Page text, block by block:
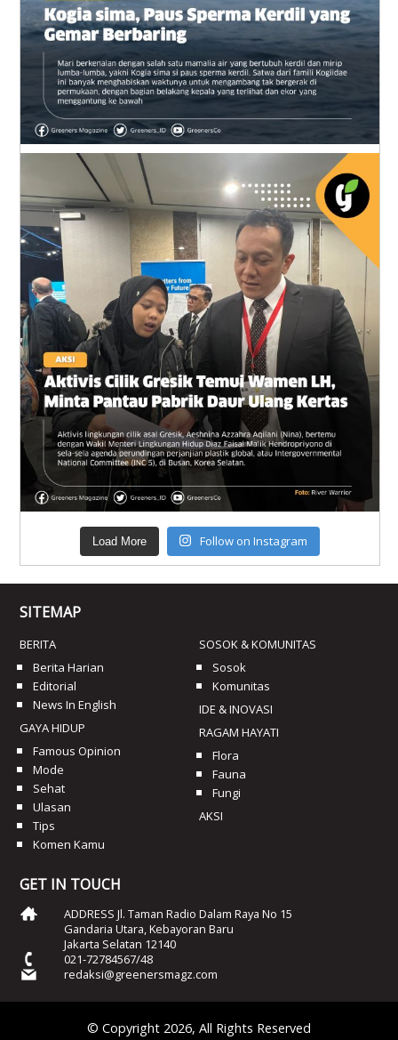
Load More Follow on Instagram
SITEMAP
BERITA
Berita Harian
Editorial
News In English
GAYA HIDUP
Famous Opinion
Mode
Sehat
Ulasan
Tips
Komen Kamu
SOSOK & KOMUNITAS
Sosok
Komunitas
IDE & INOVASI
RAGAM HAYATI
Flora
Fauna
Fungi
AKSI
GET IN TOUCH
ADDRESS Jl. Taman Radio Dalam Raya No 15
Gandaria Utara, Kebayoran Baru
Jakarta Selatan 12140
021-72784567/48
redaksi@greenersmagz.com
© Copyright 2026, All Rights Reserved